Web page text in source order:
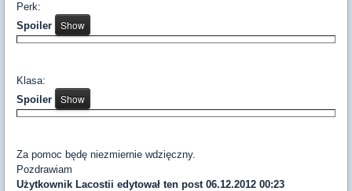
Perk:
Spoiler
Klasa:
Spoiler
Za pomoc będę niezmiernie wdzięczny.
Pozdrawiam
Użytkownik Lacostii edytował ten post 06.12.2012 00:23